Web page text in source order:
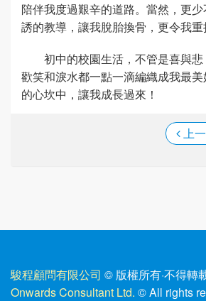
陪伴我度過艱辛的道路。當然，更
誘的教導，讓我脫胎換骨，更令我重
初中的校園生活，不管是喜與
歡笑和淚水都一點一滴編織成我最
的心坎中，讓我成長過來！
上
駿程顧問有限公司 © 版權所有·不得轉
Onwards Consultant Ltd. © All rights